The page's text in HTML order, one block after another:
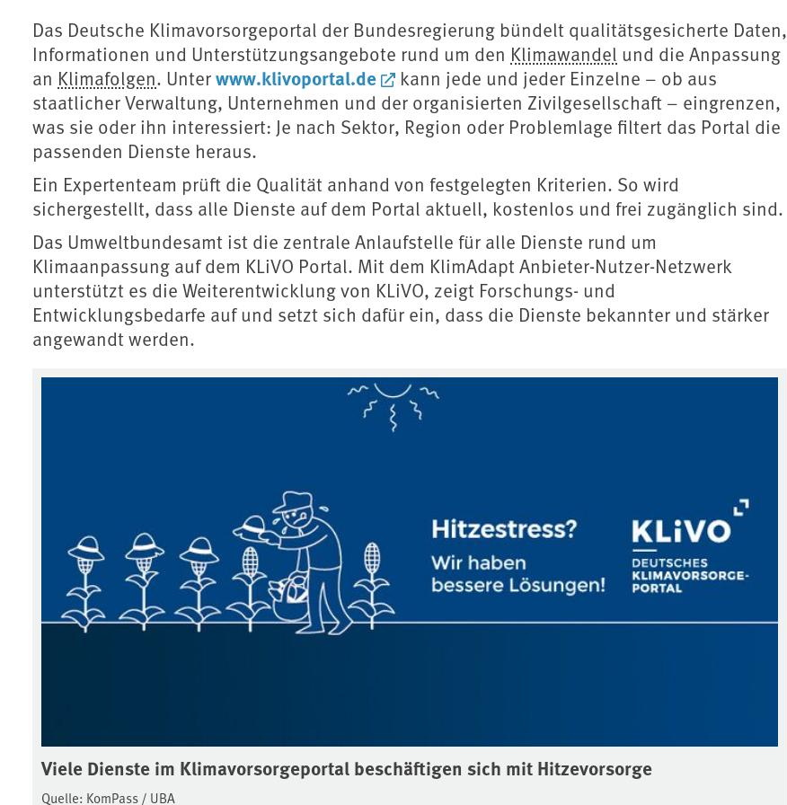
Das Deutsche Klimavorsorgeportal der Bundesregierung bündelt qualitätsgesicherte Daten,
Informationen und Unterstützungsangebote rund um den Klimawandel und die Anpassung
an Klimafolgen. Unterwww.klivoportal.de
kann jede und jeder Einzelne – ob aus
staatlicher Verwaltung, Unternehmen und der organisierten Zivilgesellschaft – eingrenzen,
was sie oder ihn interessiert: Je nach Sektor, Region oder Problemlage filtert das Portal die
passenden Dienste heraus.
Ein Expertenteam prüft die Qualität anhand von festgelegten Kriterien. So wird
sichergestellt, dass alle Dienste auf dem Portal aktuell, kostenlos und frei zugänglich sind.
Das Umweltbundesamt ist die zentrale Anlaufstelle für alle Dienste rund um
Klimaanpassung auf dem KLiVO Portal. Mit dem KlimAdapt Anbieter-Nutzer-Netzwerk
unterstützt es die Weiterentwicklung von KLiVO, zeigt Forschungs- und
Entwicklungsbedarfe auf und setzt sich dafür ein, dass die Dienste bekannter und stärker
angewandt werden.
Viele Dienste im Klimavorsorgeportal beschäftigen sich mit Hitzevorsorge
Quelle: KomPass / UBA